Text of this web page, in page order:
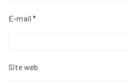
E-mail*
Site web